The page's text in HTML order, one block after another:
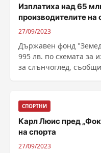
Изплатиха над 65
производителите на
27/09/2023
Държавен фонд
995 лв. по схемата за
СПОРТНИ
Карл Люис пред
на спорта
27/09/2023